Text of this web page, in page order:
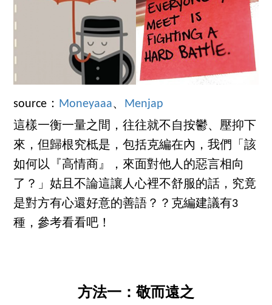
source： Moneyaaa、 Menjap
這樣一衡一量之間，往往就不自按鬱、壓抑下
來，但歸根究柢是，包括克編在內，我們「該
如何以『高情商』，來面對他人的惡言相向
了？」姑且不論這讓人心裡不舒服的話，究竟
是對方有心還好意的善語？？克編建議有3
種，參考看看吧！
方法一：敬而遠之